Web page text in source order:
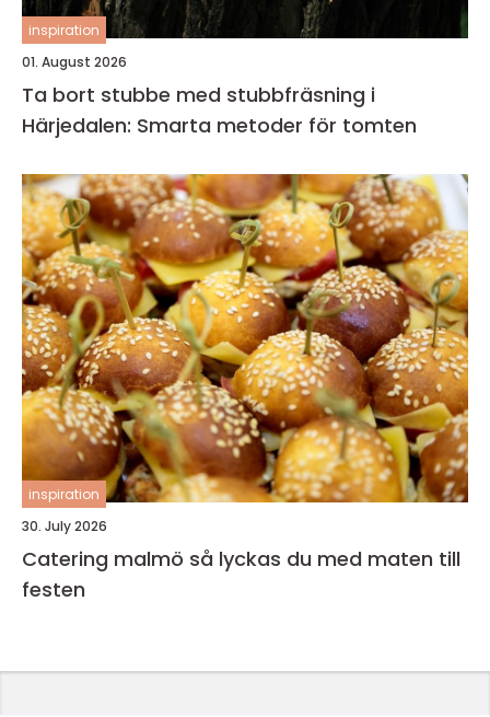
inspiration
01. August 2026
Ta bort stubbe med stubbfräsning i
Härjedalen: Smarta metoder för tomten
inspiration
30. July 2026
Catering malmö så lyckas du med maten till
festen